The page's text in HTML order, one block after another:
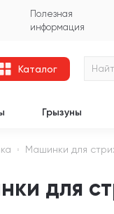
Полезная
информация
Каталог
Грызуны
Машинки для
для